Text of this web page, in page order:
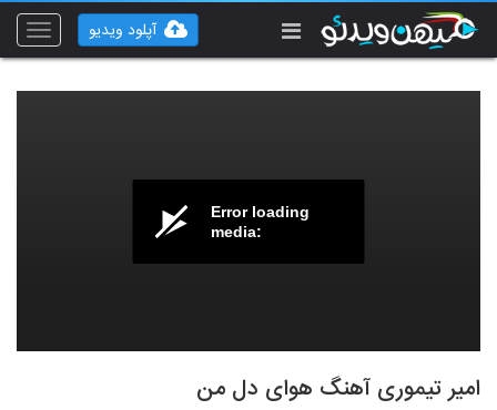
Toggle
آپلود ویدیو
Error loading
media:
امیر تیموری آهنگ هوای دل من